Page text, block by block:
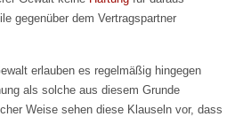
gegenüber dem Vertragspartner
erlauben es regelmäßig hingegen
als solche aus diesem Grunde
Weise sehen diese Klauseln vor, dass